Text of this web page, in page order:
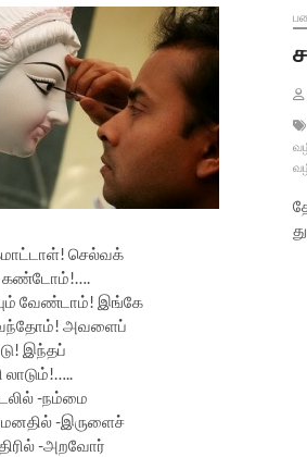
செல்வக்
கண்டோம்!….
வேண்டாம்! இங்கே
வந்தோம்! அவளைப்
இந்தப்
லாடும்!…..
-நம்மை
-இருளைச்
-அறவோர்